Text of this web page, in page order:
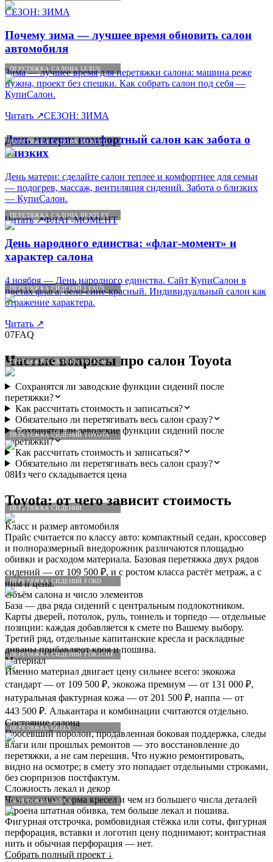
ПЕРЕТЯЖКА САЛОНА LEXUS
ПЕРЕТЯЖКА САЛОНА MERCEDES-BENZ
ПЕРЕТЯЖКА САЛОНА BENTLEY
ПЕРЕТЯЖКА СИДЕНИЙ LEXUS
ПЕРЕТЯЖКА САЛОНА VOLKSWAGEN
ПЕРЕТЯЖКА СИДЕНИЙ TOYOTA
ПЕРЕТЯЖКА СИДЕНИЙ
ПЕРЕТЯЖКА СИДЕНИЙ FORD
ПЕРЕТЯЖКА СИДЕНИЙ PORSCHE
ПЕРЕТЯЖКА GEELY
ПЕРЕТЯЖКА LEXUS
СЕЗОН: ЗИМА
Почему зима — лучшее время обновить салон
автомобиля
Зима — лучшее время для перетяжки салона: машина реже
нужна, проект без спешки. Как собрать салон под себя —
КупиСалон.
Читать ↗СЕЗОН: ЗИМА
День матери: комфортный салон как забота о
близких
День матери: сделайте салон теплее и комфортнее для семьи
— подогрев, массаж, вентиляция сидений. Забота о близких
— КупиСалон.
Читать↗ФЛАГ-МОМЕНТ
День народного единства: «флаг-момент» и
характер салона
4 ноября — День народного единства. Сайт КупиСалон в
цветах флага: бело-сине-красный. Индивидуальный салон как
отражение характера.
Читать ↗
07FAQ
Частые вопросы про салон Toyota
Сохранятся ли заводские функции сидений после
перетяжки?
Как рассчитать стоимость и записаться?
Обязательно ли перетягивать весь салон сразу?
Сохранятся ли заводские функции сидений после
перетяжки?
Как рассчитать стоимость и записаться?
Обязательно ли перетягивать весь салон сразу?
08Из чего складывается цена
Toyota: от чего зависит стоимость
Класс и размер автомобиля
Прайс считается по классу авто: компактный седан, кроссовер
и полноразмерный внедорожник различаются площадью
обивки и расходом материала. Базовая перетяжка двух рядов
сидений — от 109 500 ₽, и с ростом класса растёт метраж, а с
ним и цена.
Объём салона и число элементов
База — два ряда сидений с центральным подлокотником.
Карты дверей, потолок, руль, тоннель и торпедо — отдельные
позиции: каждая добавляется к смете по Вашему выбору.
Третий ряд, отдельные капитанские кресла и раскладные
диваны прибавляют кроя и пошива.
Материал
Именно материал двигает цену сильнее всего: экокожа
стандарт — от 109 500 ₽, экокожа премиум — от 131 000 ₽,
натуральная фактурная кожа — от 201 500 ₽, наппа — от
443 500 ₽. Алькантара и комбинации считаются отдельно.
Состояние салона
Просевший поролон, продавленная боковая поддержка, следы
влаги или прошлых ремонтов — это восстановление до
перетяжки, а не сам перешив. Что нужно ремонтировать,
видно на осмотре; в смету это попадает отдельными строками,
без сюрпризов постфактум.
Сложность лекал и декор
Чем сложнее форма кресел и чем из большего числа деталей
скроена штатная обивка, тем больше лекал и пошива.
Фигурная отстрочка, ромбовидная стёжка или соты, фигурная
перфорация, вставки и логотип цену поднимают; контрастная
нить и обычная перфорация — нет.
Собрать полный проект ↓